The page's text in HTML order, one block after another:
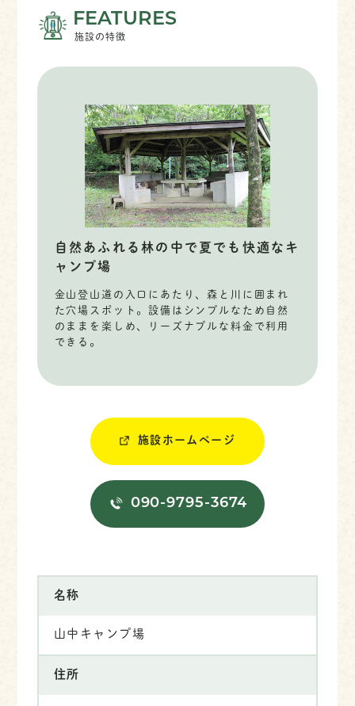
FEATURES
施設の特徴
自然あふれる林の中で夏でも快適なキ
ャンプ場
金山登山道の入口にあたり、森と川に囲まれ
た穴場スポット。設備はシンプルなため自然
のままを楽しめ、リーズナブルな料金で利用
できる。
施設ホームページ
090-9795-3674
名称
山中キャンプ場
住所